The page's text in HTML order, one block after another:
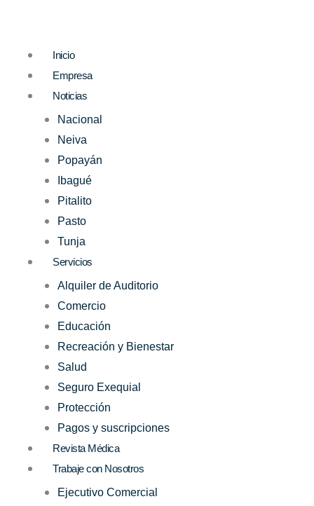
contenidoInicio
Empresa
Noticias
Nacional
Neiva
Popayán
Ibagué
Pitalito
Pasto
Tunja
Servicios
Alquiler de Auditorio
Comercio
Educación
Recreación y Bienestar
Salud
Seguro Exequial
Protección
Pagos y suscripciones
Revista Médica
Trabaje con Nosotros
Ejecutivo Comercial